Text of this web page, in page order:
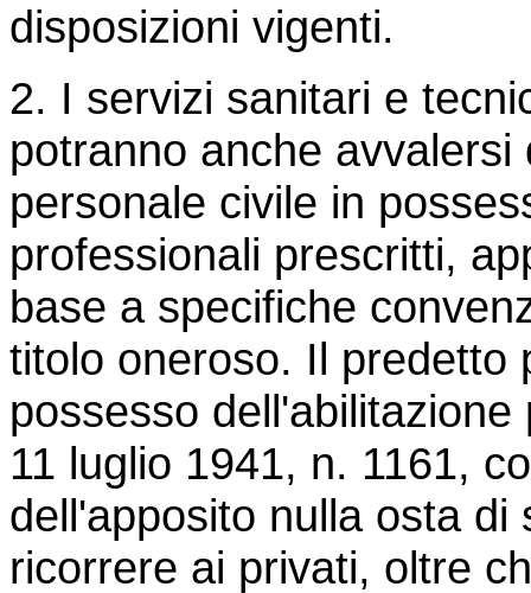
disposizioni vigenti.
2. I servizi sanitari e
potranno anche
personale civile in
professionali prescritti,
base a specifiche
titolo oneroso. Il predetto
possesso
11 luglio 1941, n. 1161,
dell'apposito nulla osta di
ricorrere ai privati, oltre